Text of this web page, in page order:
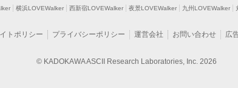
横浜LOVEWalker 西新宿LOVEWalker 夜景LOVEWalker 九州LOVEWalker
トポリシー プライバシーポリシー 運営会社 お問い合わせ 広
© KADOKAWA ASCII Research Laboratories, Inc. 2026